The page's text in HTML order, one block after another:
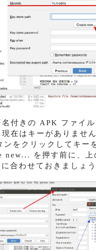
名付きの APK ファイ
在はキーがありませ
をクリックしてキー
new... を押す前に、
合わせておきましょう